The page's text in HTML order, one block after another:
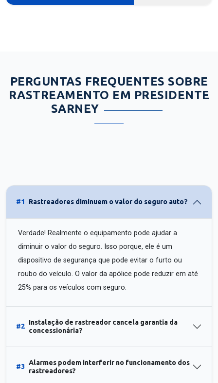
PERGUNTAS FREQUENTES SOBRE
RASTREAMENTO EM PRESIDENTE
SARNEY
#1 Rastreadores diminuem o valor do seguro auto?
Verdade! Realmente o equipamento pode ajudar a
diminuir o valor do seguro. Isso porque, ele é um
dispositivo de segurança que pode evitar o furto ou
roubo do veículo. O valor da apólice pode reduzir em até
25% para os veículos com seguro.
#2
Instalação de rastreador cancela garantia da
concessionária?
#3
Alarmes podem interferir no funcionamento dos
rastreadores?